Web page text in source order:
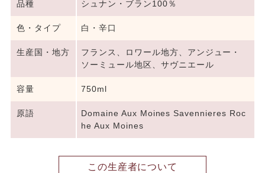
品種 シュナン・ブラン100％
色・タイプ 白・辛口
生産国・地方
フランス、ロワール地方、アンジュー・
ソーミュール地区、サヴニエール
容量 750ml
原語
Domaine Aux Moines Savennieres Roc
he Aux Moines
この生産者について